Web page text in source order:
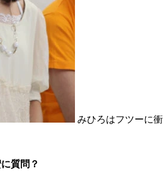
みひろはフツーに衝
質問？